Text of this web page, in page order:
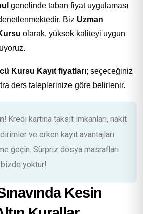
genelinde taban fiyat uygulaması
Biz Uzman
olarak, yüksek kaliteyi uygun
Kursu Kayıt fiyatları; seçeceğiniz
ders taleplerinize göre belirlenir.
Kredi kartına taksit imkanları, nakit
ve erken kayıt avantajları
geçin. Sürpriz dosya masrafları
yoktur!
Kesin